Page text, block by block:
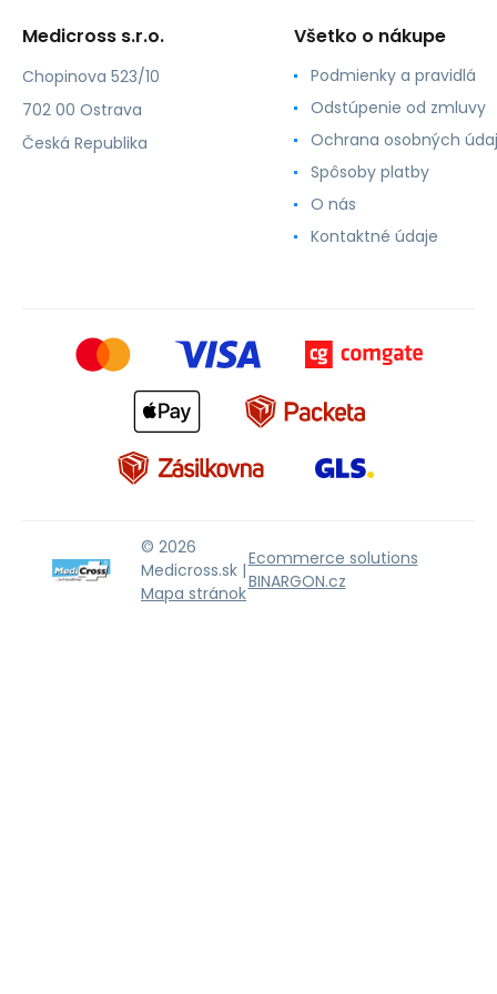
Medicross s.r.o.
Chopinova 523/10
702 00 Ostrava
Česká Republika
Všetko o nákupe
Podmienky a pravidlá
Odstúpenie od zmluvy
Ochrana osobných
Spôsoby platby
O nás
Kontaktné údaje
© 2026
Medicross.sk |
Mapa stránok
Ecommerce solutions
BINARGON.cz